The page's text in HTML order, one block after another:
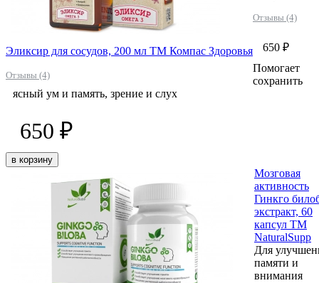
Эликсир для сосудов, 200 мл ТМ Компас Здоровья
Отзывы (4)
Отзывы (4)
650 ₽
Помогает
сохранить
ясный ум и память, зрение и слух
650 ₽
в корзину
Мозговая
активность
Гинкго
экстракт, 60
капсул ТМ
NaturalSupp
Для
памяти и
внимания